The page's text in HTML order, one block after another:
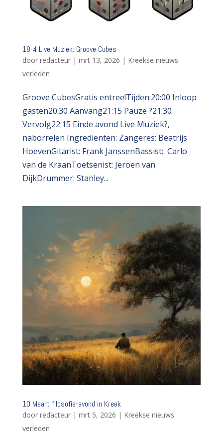
18-4 Live Muziek: Groove Cubes
door redacteur| mrt 13, 2026 | Kreekse nieuws
verleden
Groove CubesGratis entree!Tijden:20:00 Inloop
gasten20:30 Aanvang21:15 Pauze ?21:30
Vervolg22:15 Einde avond Live Muziek?,
naborrelen Ingrediënten: Zangeres: Beatrijs
HoevenGitarist: Frank JanssenBassist: Carlo
van de KraanToetsenist: Jeroen van
DijkDrummer: Stanley...
10 Maart filosofie-avond in Kreek
door redacteur| mrt 5, 2026 | Kreekse nieuws
verleden